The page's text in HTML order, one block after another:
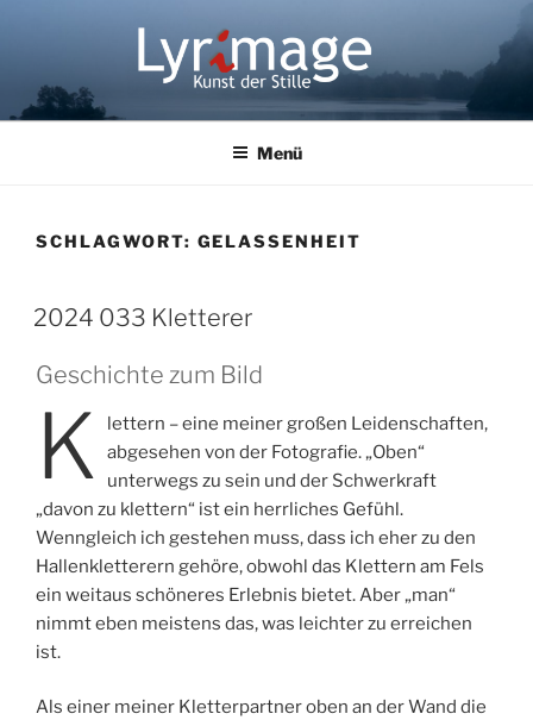
LYRIMAGE
Kunst der Stille
Menü
SCHLAGWORT: GELASSENHEIT
2024 033 Kletterer
Geschichte zum Bild
K
lettern – eine meiner großen Leidenschaften,
abgesehen von der Fotografie. „Oben“
unterwegs zu sein und der Schwerkraft
„davon zu klettern“ ist ein herrliches Gefühl.
Wenngleich ich gestehen muss, dass ich eher zu den
Hallenkletterern gehöre, obwohl das Klettern am Fels
ein weitaus schöneres Erlebnis bietet. Aber „man“
nimmt eben meistens das, was leichter zu erreichen
ist.
Als einer meiner Kletterpartner oben an der Wand die